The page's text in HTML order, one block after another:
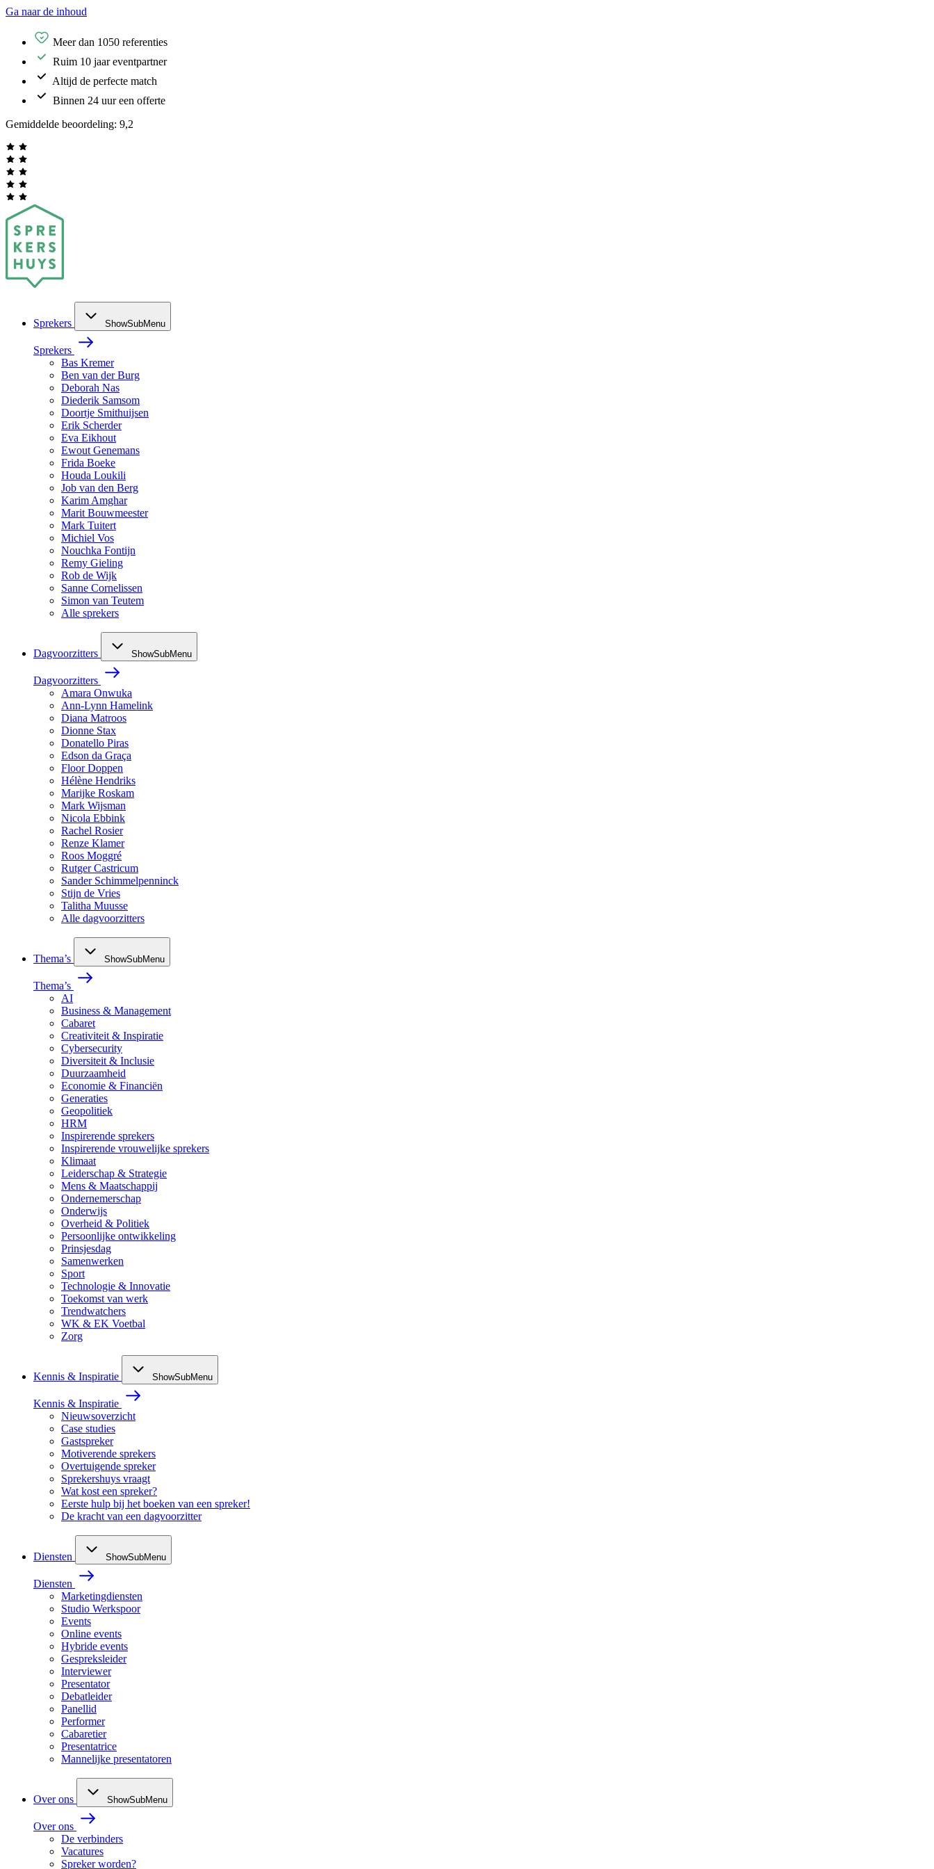
Ga naar de inhoud
Meer dan 1050 referenties
Ruim 10 jaar eventpartner
Altijd de perfecte match
Binnen 24 uur een offerte
Gemiddelde beoordeling: 9,2
Sprekers ShowSubMenu
Sprekers
Bas Kremer
Ben van der Burg
Deborah Nas
Diederik Samsom
Doortje Smithuijsen
Erik Scherder
Eva Eikhout
Ewout Genemans
Frida Boeke
Houda Loukili
Job van den Berg
Karim Amghar
Marit Bouwmeester
Mark Tuitert
Michiel Vos
Nouchka Fontijn
Remy Gieling
Rob de Wijk
Sanne Cornelissen
Simon van Teutem
Alle sprekers
Dagvoorzitters ShowSubMenu
Dagvoorzitters
Amara Onwuka
Ann-Lynn Hamelink
Diana Matroos
Dionne Stax
Donatello Piras
Edson da Graça
Floor Doppen
Hélène Hendriks
Marijke Roskam
Mark Wijsman
Nicola Ebbink
Rachel Rosier
Renze Klamer
Roos Moggré
Rutger Castricum
Sander Schimmelpenninck
Stijn de Vries
Talitha Muusse
Alle dagvoorzitters
Thema’s ShowSubMenu
Thema’s
AI
Business & Management
Cabaret
Creativiteit & Inspiratie
Cybersecurity
Diversiteit & Inclusie
Duurzaamheid
Economie & Financiën
Generaties
Geopolitiek
HRM
Inspirerende sprekers
Inspirerende vrouwelijke sprekers
Klimaat
Leiderschap & Strategie
Mens & Maatschappij
Ondernemerschap
Onderwijs
Overheid & Politiek
Persoonlijke ontwikkeling
Prinsjesdag
Samenwerken
Sport
Technologie & Innovatie
Toekomst van werk
Trendwatchers
WK & EK Voetbal
Zorg
Kennis & Inspiratie ShowSubMenu
Kennis & Inspiratie
Nieuwsoverzicht
Case studies
Gastspreker
Motiverende sprekers
Overtuigende spreker
Sprekershuys vraagt
Wat kost een spreker?
Eerste hulp bij het boeken van een spreker!
De kracht van een dagvoorzitter
Diensten ShowSubMenu
Diensten
Marketingdiensten
Studio Werkspoor
Events
Online events
Hybride events
Gespreksleider
Interviewer
Presentator
Debatleider
Panellid
Performer
Cabaretier
Presentatrice
Mannelijke presentatoren
Over ons ShowSubMenu
Over ons
De verbinders
Vacatures
Spreker worden?